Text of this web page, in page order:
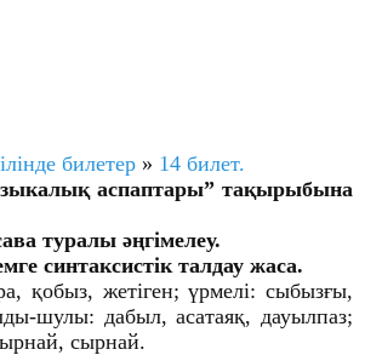
билетер » 14 билет.
аспаптары” тақырыбына
туралы әңгімелеу.
синтаксистік талдау жаса.
қобыз, жетіген; үрмелі: сыбызғы,
шулы: дабыл, асатаяқ, дауылпаз;
сырнай.